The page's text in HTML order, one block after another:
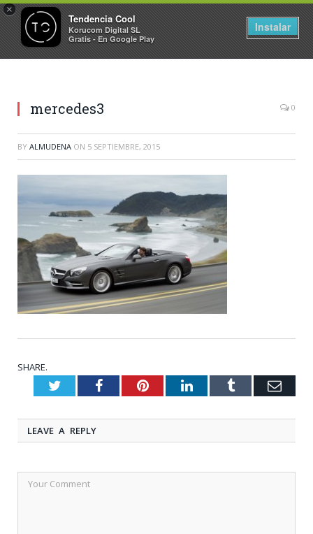
×
Tendencia Cool
Korucom Digital SL
Gratis - En Google Play
Instalar
mercedes3 0
BY ALMUDENA ON 5 SEPTIEMBRE, 2015
SHARE.
TwitterFacebookPinterestLinkedInTumblr
LEAVE A REPLY